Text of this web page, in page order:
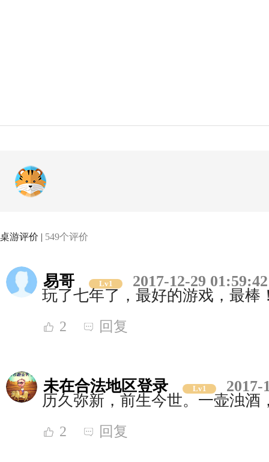
桌游评价 | 549个评价
易哥 Lv1
2017-12-29 01:59:42
玩了七年了，最好的游戏，最棒
2 回复
未在合法地区登录 Lv1
2017-
历久弥新，前生今世。一壶浊酒
2 回复